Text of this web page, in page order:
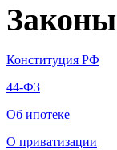
Законы
Конституция РФ
44-ФЗ
Об ипотеке
О приватизации